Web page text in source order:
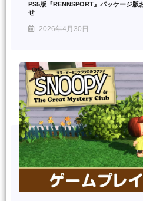
PS5版『RENNSPORT』パッケージ版
せ
2026年4月30日